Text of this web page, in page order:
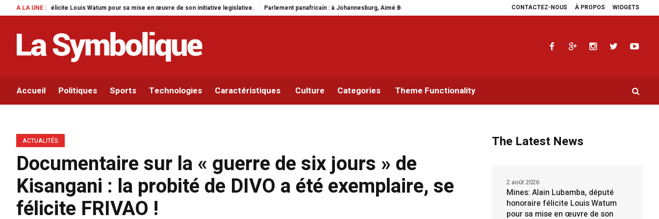
CONTACTEZ-NOUS À PROPOS WIDGETS
A LA UNE :
pour sa mise en œuvre de son initiative legislative. Parlement panafricain : à Johannesburg, Aimé Boji Sangara multiplie les plaidoyers en faveur de la RDC. Parlement panafricain : à Johannesburg, Aimé Boji Sangara porte
Accueil Politiques Sports Technologies Caractéristiques Culture Categories Theme Functionality
ACTUALITÉS
Documentaire sur la « guerre de six jours » de
Kisangani : la probité de DIVO a été exemplaire, se
félicite FRIVAO !
The Latest News
Mines: Alain Lubamba, député
honoraire félicite Louis Watum
pour sa mise en œuvre de son
2 août 2026